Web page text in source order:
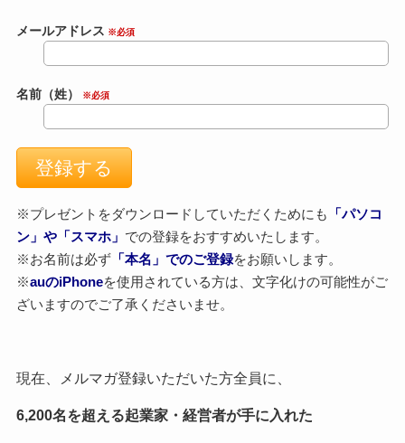
メールアドレス ※必須
名前（姓） ※必須
※プレゼントをダウンロードしていただくためにも
「パソコ
ン」や「スマホ」 での登録をおすすめいたします。
※お名前は必ず「本名」でのご登録をお願いします。
※auのiPhoneを使用されている方は、文字化けの可能性がご
ざいますのでご了承くださいませ。
現在、メルマガ登録いただいた方全員に、
6,200名を超える起業家・経営者が手に入れた